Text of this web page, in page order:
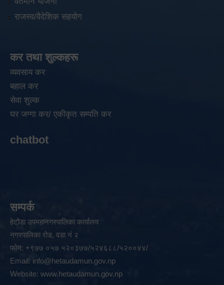
राजस्व/वैदेशिक सहयोग
कर तथा शुल्कहरू
व्यवसाय कर
बहाल कर
सेवा शुल्क
घर जग्गा कर/ एकीकृत सम्पति कर
chatbot
सम्पर्क
हेटौडा उपमहानगरपालिका कार्यालय
नगरपालिका रोड, वडा नं २
फोन: +९७७ ०५७ ५२०३७७/५२४६८८/५२००४४/
Email: info@hetaudamun.gov.np
Website: www.hetaudamun.gov.np